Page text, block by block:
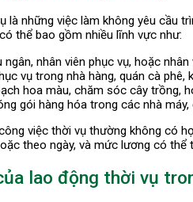
là những việc làm không yêu cầu
thể bao gồm nhiều lĩnh vực như:
ngân, nhân viên phục vụ, hoặc
vụ trong nhà hàng, quán cà
hoa màu, chăm sóc cây trồng,
gói hàng hóa trong các nhà
việc thời vụ thường không có
theo ngày, và mức lương có
lao động thời vụ